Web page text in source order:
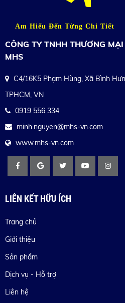
Am Hiểu Đến Từng Chi Tiết
CÔNG TY TNHH THƯƠNG
MHS
C4/16K5 Phạm Hùng, Xã Bình
TPHCM, VN
0919 556 334
minh.nguyen@mhs-vn.com
www.mhs-vn.com
LIÊN KẾT HỮU ÍCH
Trang chủ
Giới thiệu
Sản phẩm
Dịch vụ - Hỗ trợ
Liên hệ